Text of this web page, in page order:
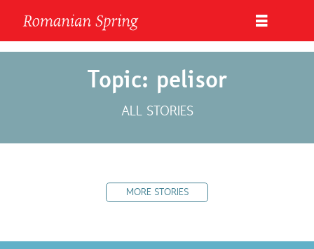
Topic: pelisor
ALL STORIES
MORE STORIES